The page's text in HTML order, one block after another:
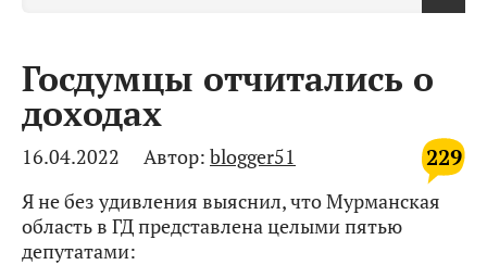
Госдумцы отчитались о
доходах
229
16.04.2022 Автор: blogger51
Я не без удивления выяснил, что Мурманская
область в ГД представлена целыми пятью
депутатами: